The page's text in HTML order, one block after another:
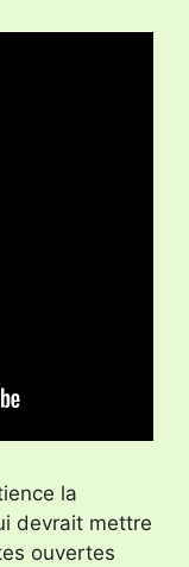
la
devrait mettre
ouvertes